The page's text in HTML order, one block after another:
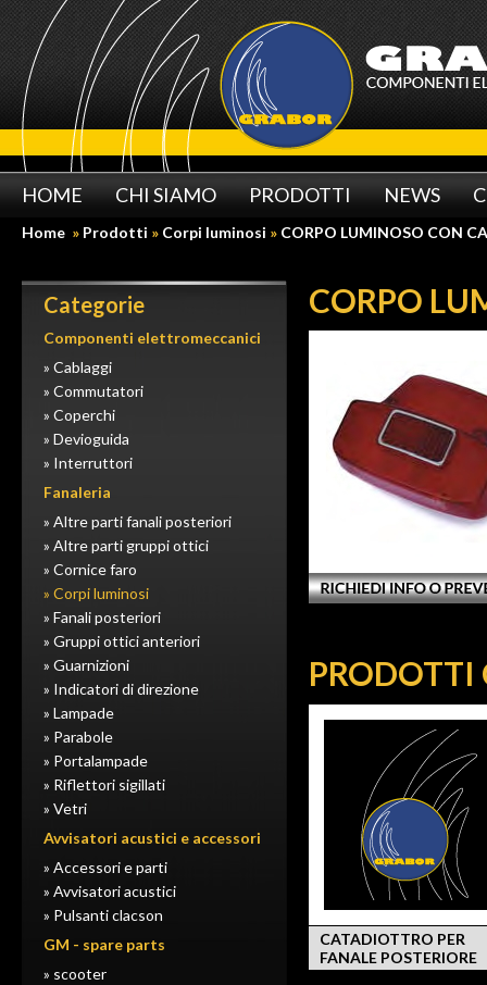
HOME CHI SIAMO PRODOTTI NEWS
Home » Prodotti » Corpi luminosi » CORPO LUMINOSO CON
Categorie
Componenti elettromeccanici
» Cablaggi
» Commutatori
» Coperchi
» Devioguida
» Interruttori
Fanaleria
» Altre parti fanali posteriori
» Altre parti gruppi ottici
» Cornice faro
» Corpi luminosi
» Fanali posteriori
» Gruppi ottici anteriori
» Guarnizioni
» Indicatori di direzione
» Lampade
» Parabole
» Portalampade
» Riflettori sigillati
» Vetri
Avvisatori acustici e accessori
» Accessori e parti
» Avvisatori acustici
» Pulsanti clacson
GM - spare parts
» scooter
CORPO
PRODOTTI
CATADIOTTRO PER
FANALE POSTERIORE